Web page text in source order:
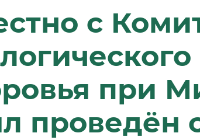
с
при
проведён